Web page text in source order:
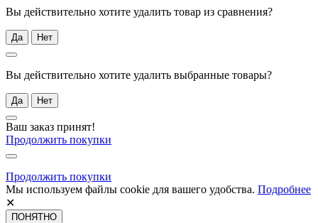
Вы действительно хотите удалить товар из сравнения?
Да Нет
Вы действительно хотите удалить выбранные товары?
Да Нет
Ваш заказ принят!
Продолжить покупки
Продолжить покупки
Мы используем файлы cookie для вашего удобства. Подробнее
✕
ПОНЯТНО